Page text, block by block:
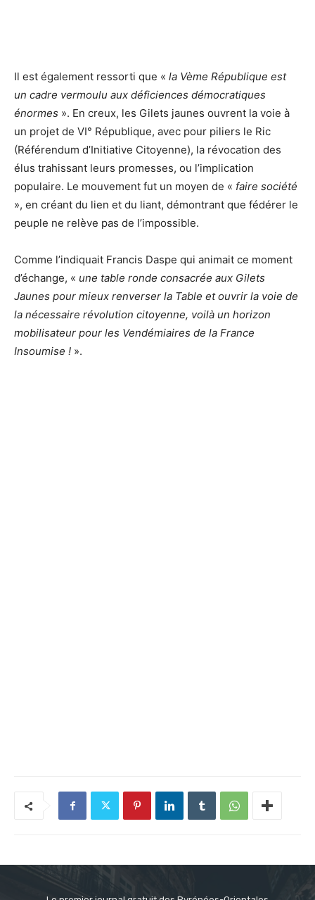
Il est également ressorti que « la Vème République est
un cadre vermoulu aux déficiences démocratiques
énormes ». En creux, les Gilets jaunes ouvrent la voie à
un projet de VI° République, avec pour piliers le Ric
(Référendum d’Initiative Citoyenne), la révocation des
élus trahissant leurs promesses, ou l’implication
populaire. Le mouvement fut un moyen de « faire société
», en créant du lien et du liant, démontrant que fédérer le
peuple ne relève pas de l’impossible.
Comme l’indiquait Francis Daspe qui animait ce moment
d’échange, « une table ronde consacrée aux Gilets
Jaunes pour mieux renverser la Table et ouvrir la voie de
la nécessaire révolution citoyenne, voilà un horizon
mobilisateur pour les Vendémiaires de la France
Insoumise ! ».